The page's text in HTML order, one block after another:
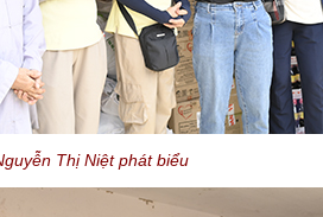
Thị Niệt phát biểu